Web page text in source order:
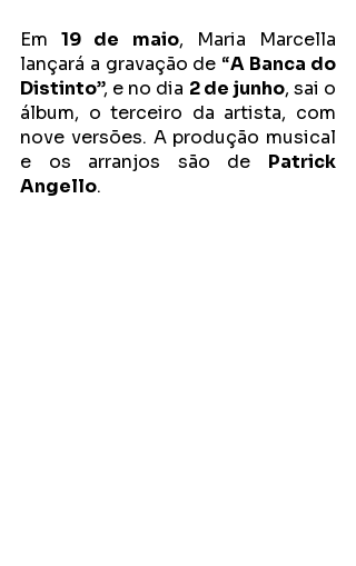
Em 19 de maio, Maria Marcella
lançará a gravação de “A Banca do
Distinto”, e no dia 2 de junho, sai o
álbum, o terceiro da artista, com
nove versões. A produção musical
e os arranjos são de Patrick
Angello.